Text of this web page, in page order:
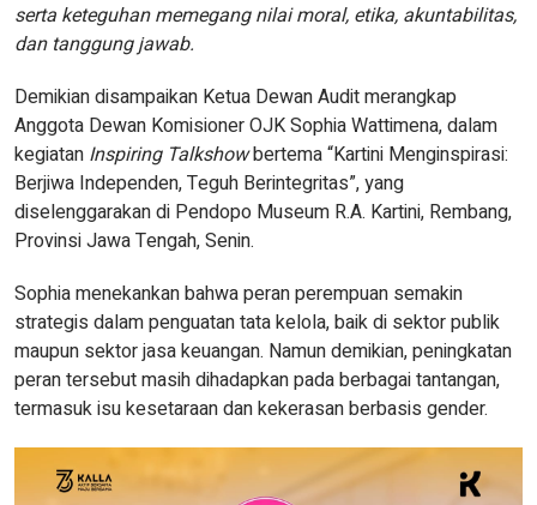
serta keteguhan memegang nilai moral, etika, akuntabilitas,
dan tanggung jawab.
Demikian disampaikan Ketua Dewan Audit merangkap
Anggota Dewan Komisioner OJK Sophia Wattimena, dalam
kegiatan Inspiring Talkshowbertema “Kartini Menginspirasi:
Berjiwa Independen, Teguh Berintegritas”, yang
diselenggarakan di Pendopo Museum R.A. Kartini, Rembang,
Provinsi Jawa Tengah, Senin.
Sophia menekankan bahwa peran perempuan semakin
strategis dalam penguatan tata kelola, baik di sektor publik
maupun sektor jasa keuangan. Namun demikian, peningkatan
peran tersebut masih dihadapkan pada berbagai tantangan,
termasuk isu kesetaraan dan kekerasan berbasis gender.